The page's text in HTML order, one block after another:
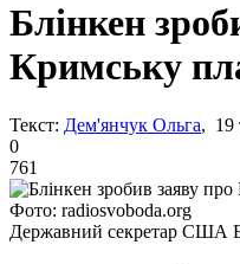
Блінкен
Кримську
Текст: Дем'янчук Ольга, 19
0
761
Фото: radiosvoboda.org
Державний секретар США